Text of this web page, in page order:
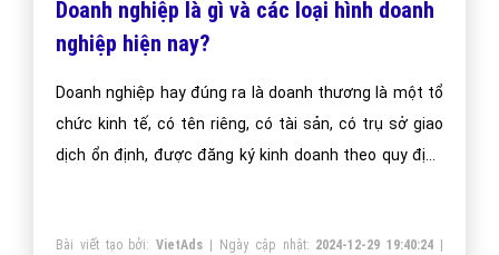
Doanh nghiệp là gì và các loại hình doanh
nghiệp hiện nay?
Doanh nghiệp hay đúng ra là doanh thương là một tổ
chức kinh tế, có tên riêng, có tài sản, có trụ sở giao
dịch ổn định, được đăng ký kinh doanh theo quy định
Bài viết tạo bởi:VietAds | Ngày cập nhật: 2024-12-29 19:40:24